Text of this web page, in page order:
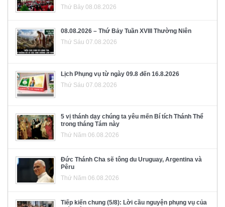
Thứ Bảy 08.08.2026
08.08.2026 – Thứ Bảy Tuần XVIII Thường Niên
Thứ Sáu 07.08.2026
Lịch Phụng vụ từ ngày 09.8 đến 16.8.2026
Thứ Sáu 07.08.2026
5 vị thánh dạy chúng ta yêu mến Bí tích Thánh Thể
trong tháng Tám này
Thứ Năm 06.08.2026
Đức Thánh Cha sẽ tông du Uruguay, Argentina và
Pêru
Thứ Năm 06.08.2026
Tiếp kiến chung (5/8): Lời cầu nguyện phụng vụ của